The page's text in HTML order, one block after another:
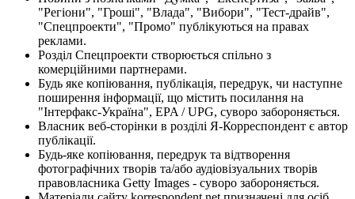
"Регіони", "Гроші", "Влада", "Вибори", "Тест-драйв",
"Спецпроекти", "Промо" публікуються на правах
реклами.
Розділ Спецпроекти створюється спільно з
комерційними партнерами.
Будь яке копіювання, публікація, передрук, чи наступне
поширення інформації, що містить посилання на
"Інтерфакс-Україна", EPA / UPG, суворо забороняється.
Власник веб-сторінки в розділі Я-Корреспондент є автор
публікації.
Будь-яке копіювання, передрук та відтворення
фотографічних творів та/або аудіовізуальних творів
правовласника Getty Images - суворо забороняється.